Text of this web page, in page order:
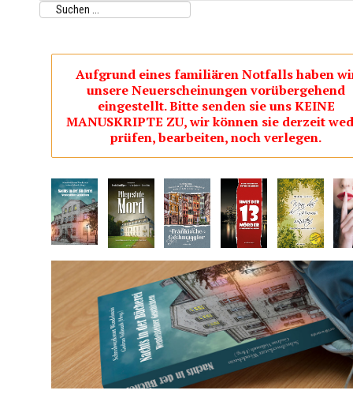
Aufgrund eines familiären Notfalls haben
unsere Neuerscheinungen vorübergehend
eingestellt. Bitte senden sie uns KEINE
MANUSKRIPTE ZU, wir können sie derzeit
prüfen, bearbeiten, noch verlegen.